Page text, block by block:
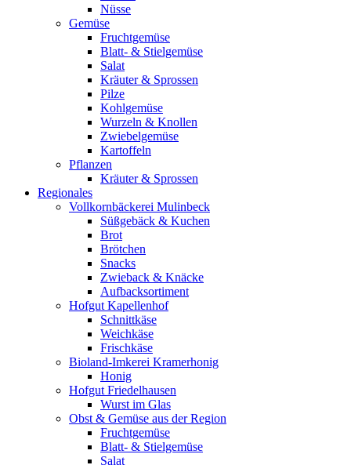
Nüsse
Gemüse
Fruchtgemüse
Blatt- & Stielgemüse
Salat
Kräuter & Sprossen
Pilze
Kohlgemüse
Wurzeln & Knollen
Zwiebelgemüse
Kartoffeln
Pflanzen
Kräuter & Sprossen
Regionales
Vollkornbäckerei Mulinbeck
Süßgebäck & Kuchen
Brot
Brötchen
Snacks
Zwieback & Knäcke
Aufbacksortiment
Hofgut Kapellenhof
Schnittkäse
Weichkäse
Frischkäse
Bioland-Imkerei Kramerhonig
Honig
Hofgut Friedelhausen
Wurst im Glas
Obst & Gemüse aus der Region
Fruchtgemüse
Blatt- & Stielgemüse
Salat